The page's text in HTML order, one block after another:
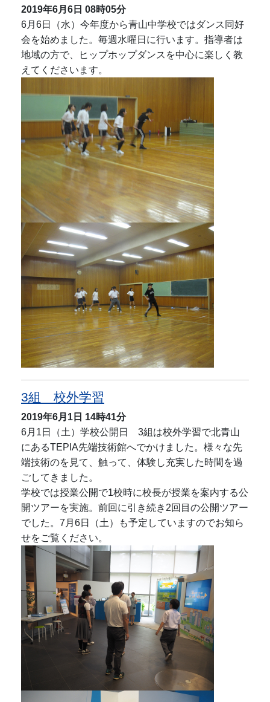
2019年6月6日 08時05分
6月6日（水）今年度から青山中学校ではダンス同好
会を始めました。毎週水曜日に行います。指導者は
地域の方で、ヒップホップダンスを中心に楽しく教
えてくださいます。
3組 校外学習
2019年6月1日 14時41分
6月1日（土）学校公開日 3組は校外学習で北青山
にあるTEPIA先端技術館へでかけました。様々な先
端技術のを見て、触って、体験し充実した時間を過
ごしてきました。
学校では授業公開で1校時に校長が授業を案内する公
開ツアーを実施。前回に引き続き2回目の公開ツアー
でした。7月6日（土）も予定していますのでお知ら
せをご覧ください。